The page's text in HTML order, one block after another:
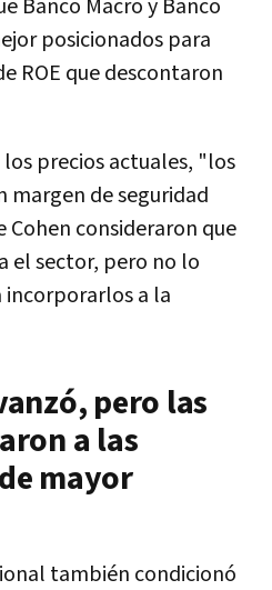
Banco Macro y Banco
posicionados para
ROE que descontaron
precios actuales, "los
margen de seguridad
Cohen consideraron que
el sector, pero no lo
a la
pero las
a las
mayor
también condicionó